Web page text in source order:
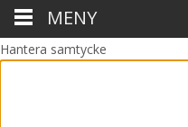
Hantera samtycke
MENY